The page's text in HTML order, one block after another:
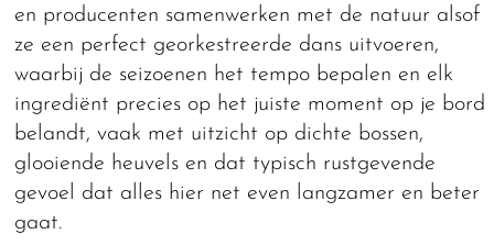
en producenten samenwerken met de natuur alsof
ze een perfect georkestreerde dans uitvoeren,
waarbij de seizoenen het tempo bepalen en elk
ingrediënt precies op het juiste moment op je bord
belandt, vaak met uitzicht op dichte bossen,
glooiende heuvels en dat typisch rustgevende
gevoel dat alles hier net even langzamer en beter
gaat.